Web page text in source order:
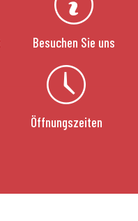
Besuchen Sie uns
Öffnungszeiten